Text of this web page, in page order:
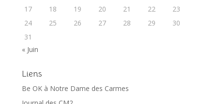
17
18 19 20 21 22
23
24
25 26 27 28 29
30
31
« Juin
Liens
Be OK à Notre Dame des Carmes